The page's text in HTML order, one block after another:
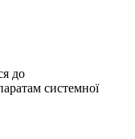
до
системної